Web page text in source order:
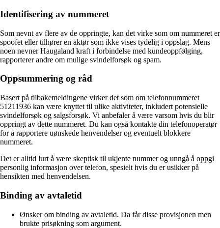
Identifisering av nummeret
Som nevnt av flere av de oppringte, kan det virke som om nummeret er
spoofet eller tilhører en aktør som ikke vises tydelig i oppslag. Mens
noen nevner Haugaland kraft i forbindelse med kundeoppfølging,
rapporterer andre om mulige svindelforsøk og spam.
Oppsummering og råd
Basert på tilbakemeldingene virker det som om telefonnummeret
51211936 kan være knyttet til ulike aktiviteter, inkludert potensielle
svindelforsøk og salgsforsøk. Vi anbefaler å være varsom hvis du blir
oppringt av dette nummeret. Du kan også kontakte din telefonoperatør
for å rapportere uønskede henvendelser og eventuelt blokkere
nummeret.
Det er alltid lurt å være skeptisk til ukjente nummer og unngå å oppgi
personlig informasjon over telefon, spesielt hvis du er usikker på
hensikten med henvendelsen.
Binding av avtaletid
Ønsker om binding av avtaletid. Da får disse provisjonen men
brukte prisøkning som argument.